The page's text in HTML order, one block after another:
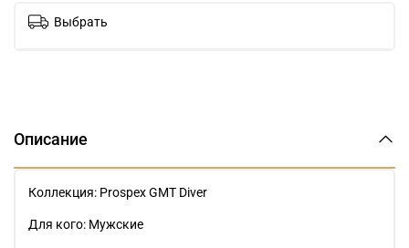
Выбрать
Описание
Коллекция: Prospex GMT Diver
Для кого: Мужские